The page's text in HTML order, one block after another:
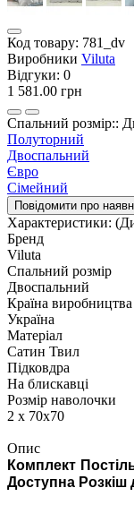
Код товару: 781_dv
Виробники Viluta
Відгуки: 0
1 581.00 грн
Спальний розмір::
Полуторний
Двоспальний
Євро
Сімейний
Повідомити про
Характеристики:
Бренд
Viluta
Спальний розмір
Двоспальний
Країна виробництва
Україна
Матеріал
Сатин Твил
Підковдра
На блискавці
Розмір наволочки
2 х 70х70
Опис
Комплект
Доступна Розкіш